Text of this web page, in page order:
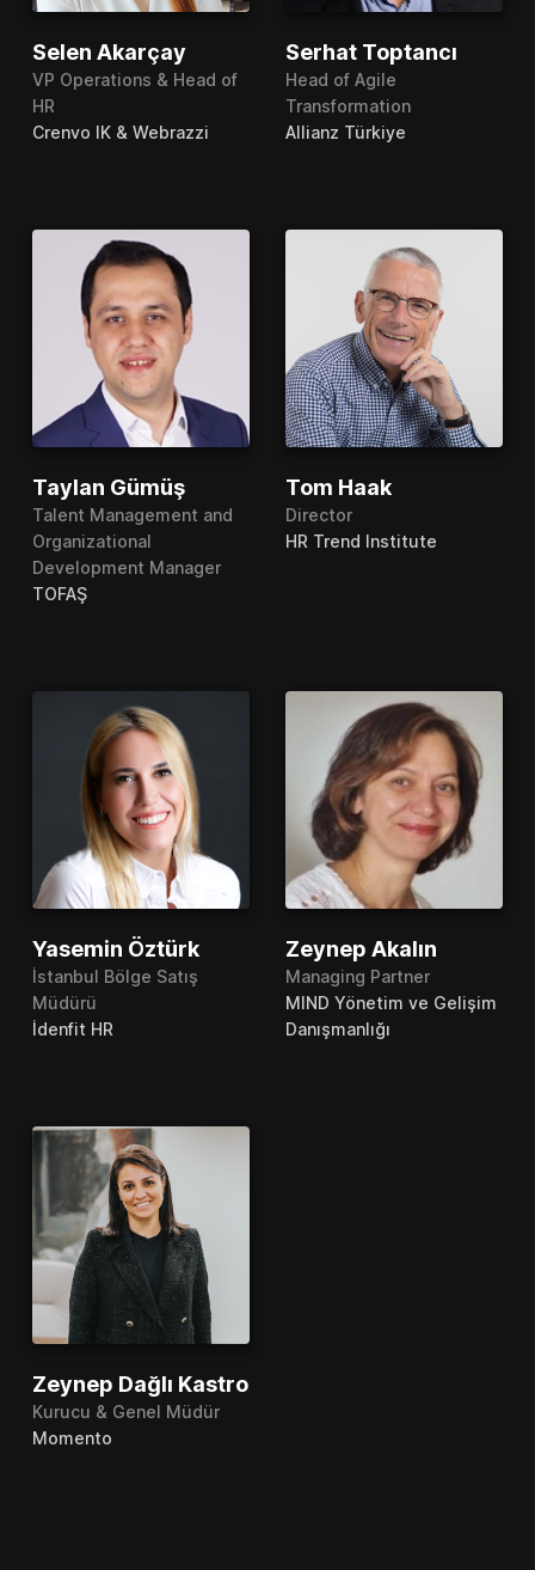
Selen Akarçay
VP Operations & Head of
HR
Crenvo IK & Webrazzi
Serhat Toptancı
Head of Agile
Transformation
Allianz Türkiye
Taylan Gümüş
Talent Management and
Organizational
Development Manager
TOFAŞ
Tom Haak
Director
HR Trend Institute
Yasemin Öztürk
İstanbul Bölge Satış
Müdürü
İdenfit HR
Zeynep Akalın
Managing Partner
MIND Yönetim ve Gelişim
Danışmanlığı
Zeynep Dağlı Kastro
Kurucu & Genel Müdür
Momento